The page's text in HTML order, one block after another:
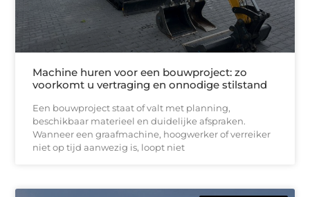
Machine huren voor een bouwproject: zo
voorkomt u vertraging en onnodige stilstand
Een bouwproject staat of valt met planning,
beschikbaar materieel en duidelijke afspraken.
Wanneer een graafmachine, hoogwerker of verreiker
niet op tijd aanwezig is, loopt niet